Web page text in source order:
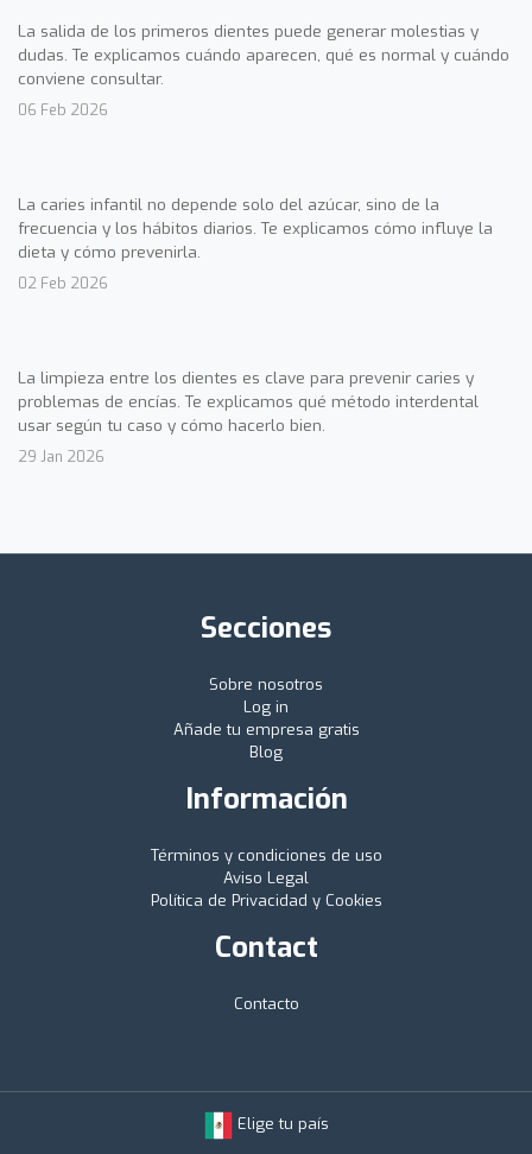
La salida de los primeros dientes puede generar molestias y
dudas. Te explicamos cuándo aparecen, qué es normal y cuándo
conviene consultar.
06 Feb 2026
La caries infantil no depende solo del azúcar, sino de la
frecuencia y los hábitos diarios. Te explicamos cómo influye la
dieta y cómo prevenirla.
02 Feb 2026
La limpieza entre los dientes es clave para prevenir caries y
problemas de encías. Te explicamos qué método interdental
usar según tu caso y cómo hacerlo bien.
29 Jan 2026
Secciones
Sobre nosotros
Log in
Añade tu empresa gratis
Blog
Información
Términos y condiciones de uso
Aviso Legal
Política de Privacidad y Cookies
Contact
Contacto
Elige tu país